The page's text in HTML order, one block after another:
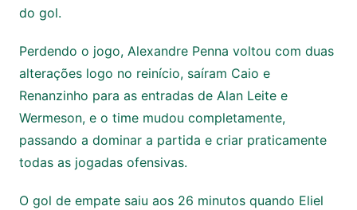
do gol.
Perdendo o jogo, Alexandre Penna voltou com duas
alterações logo no reinício, saíram Caio e
Renanzinho para as entradas de Alan Leite e
Wermeson, e o time mudou completamente,
passando a dominar a partida e criar praticamente
todas as jogadas ofensivas.
O gol de empate saiu aos 26 minutos quando Eliel